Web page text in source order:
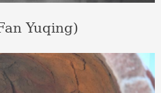
Yuqing)